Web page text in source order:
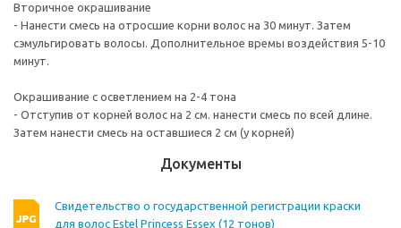
Вторичное окрашивание
- Нанести смесь на отросшие корни волос на 30 минут. Затем
сэмульгировать волосы. Дополнительное времы воздействия 5-10
минут.
Окрашивание с осветлением на 2-4 тона
- Отступив от корней волос на 2 см. нанести смесь по всей длине.
Затем нанести смесь на оставшиеся 2 см (у корней)
Документы
Свидетельство о государственной регистрации краски
для волос Estel Princess Essex (12 тонов)